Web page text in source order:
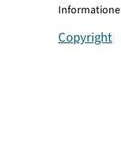
Copyright